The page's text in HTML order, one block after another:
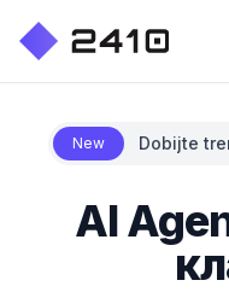
New Dobijte
AI